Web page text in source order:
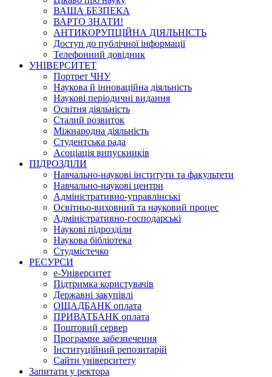
ВАША БЕЗПЕКА
ВАРТО ЗНАТИ!
АНТИКОРУПЦІЙНА ДІЯЛЬНІСТЬ
Доступ до публічної інформації
Телефонний довідник
УНІВЕРСИТЕТ
Портрет ЧНУ
Наукова й інноваційна діяльність
Наукові періодичні видання
Освітня діяльність
Сталий розвиток
Міжнародна діяльність
Студентська рада
Асоціація випускників
ПІДРОЗДІЛИ
Навчально-наукові інститути та факультети
Навчально-наукові центри
Адміністративно-управлінські
Освітньо-виховний та науковий процес
Адміністративно-господарські
Наукові підрозділи
Наукова бібліотека
Студмістечко
РЕСУРСИ
е-Університет
Підтримка користувачів
Державні закупівлі
ОЩАДБАНК оплата
ПРИВАТБАНК оплата
Поштовий сервер
Програмне забезпечення
Інституційний репозитарій
Сайти університету
Запитати у ректора